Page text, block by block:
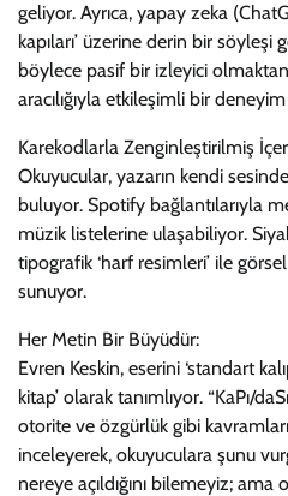
geliyor. Ayrıca, yapay zeka
kapıları’ üzerine derin bir söyleşi
böylece pasif bir izleyici
aracılığıyla etkileşimli bir
Karekodlarla Zenginleştirilmiş
Okuyucular, yazarın kendi
buluyor. Spotify bağlantılarıyla
müzik listelerine ulaşabiliyor.
tipografik ‘harf resimleri’ ile
sunuyor.
Her Metin Bir Büyüdür:
Evren Keskin, eserini ‘standart
kitap’ olarak tanımlıyor. “KaPı/
otorite ve özgürlük gibi
inceleyerek, okuyuculara şunu
nereye açıldığını bilemeyiz;